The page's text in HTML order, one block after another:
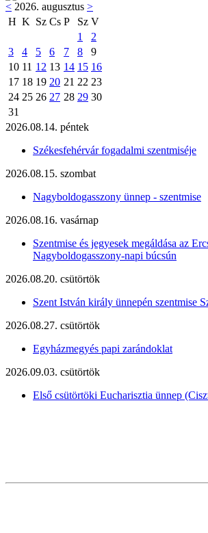
< 2026. augusztus >
H K Sz Cs P Sz V
1
2
3
4 5 6 7 8
9
10 11 12 13 14 15 16
17 18 19 20 21 22 23
24 25 26 27 28 29 30
31
2026.08.14. péntek
Székesfehérvár fogadalmi szentmiséje
2026.08.15. szombat
Nagyboldogasszony ünnep - szentmise
2026.08.16. vasárnap
Szentmise és jegyesek megáldása az
Nagyboldogasszony-napi búcsún
2026.08.20. csütörtök
Szent István király ünnepén szentmise
2026.08.27. csütörtök
Egyházmegyés papi zarándoklat
2026.09.03. csütörtök
Első csütörtöki Eucharisztia ünnep